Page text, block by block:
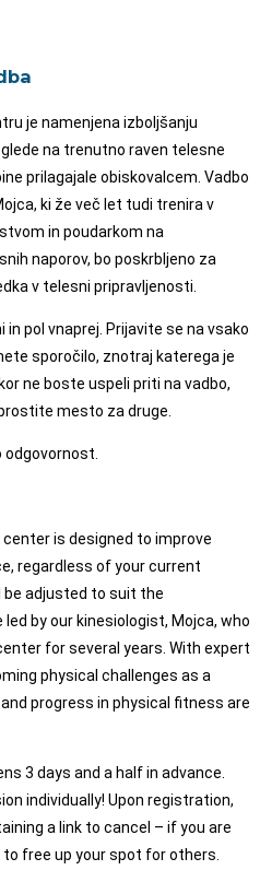
je namenjena izboljšanju
na trenutno raven telesne
prilagajale obiskovalcem. Vadbo
ki že več let tudi trenira v
in poudarkom na
naporov, bo poskrbljeno za
v telesni pripravljenosti.
in pol vnaprej. Prijavite se na vsako
sporočilo, znotraj katerega je
ne boste uspeli priti na vadbo,
mesto za druge.
is designed to improve
regardless of your current
adjusted to suit the
by our kinesiologist, Mojca, who
for several years. With expert
physical challenges as a
progress in physical fitness are
3 days and a half in advance.
individually! Upon registration,
a link to cancel – if you are
free up your spot for others.